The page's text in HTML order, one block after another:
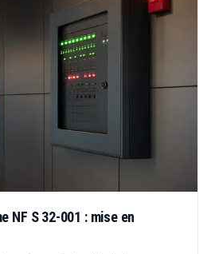
NF S 32-001 : mise en